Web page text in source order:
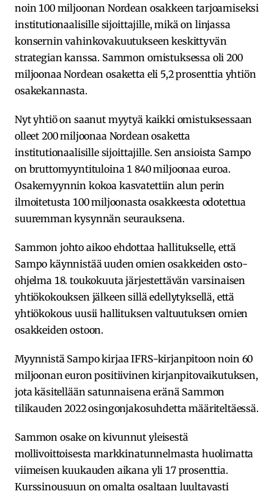
noin 100 miljoonan Nordean osakkeen tarjoamiseksi
institutionaalisille sijoittajille, mikä on linjassa
konsernin vahinkovakuutukseen keskittyvän
strategian kanssa. Sammon omistuksessa oli 200
miljoonaa Nordean osaketta eli 5,2 prosenttia yhtiön
osakekannasta.
Nyt yhtiö on saanut myytyä kaikki omistuksessaan
olleet 200 miljoonaa Nordean osaketta
institutionaalisille sijoittajille. Sen ansioista Sampo
on bruttomyyntituloina 1 840 miljoonaa euroa.
Osakemyynnin kokoa kasvatettiin alun perin
ilmoitetusta 100 miljoonasta osakkeesta odotettua
suuremman kysynnän seurauksena.
Sammon johto aikoo ehdottaa hallitukselle, että
Sampo käynnistää uuden omien osakkeiden osto-
ohjelma 18. toukokuuta järjestettävän varsinaisen
yhtiökokouksen jälkeen sillä edellytyksellä, että
yhtiökokous uusii hallituksen valtuutuksen omien
osakkeiden ostoon.
Myynnistä Sampo kirjaa IFRS-kirjanpitoon noin 60
miljoonan euron positiivinen kirjanpitovaikutuksen,
jota käsitellään satunnaisena eränä Sammon
tilikauden 2022 osingonjakosuhdetta määriteltäessä.
Sammon osake on kivunnut yleisestä
mollivoittoisesta markkinatunnelmasta huolimatta
viimeisen kuukauden aikana yli 17 prosenttia.
Kurssinousuun on omalta osaltaan luultavasti